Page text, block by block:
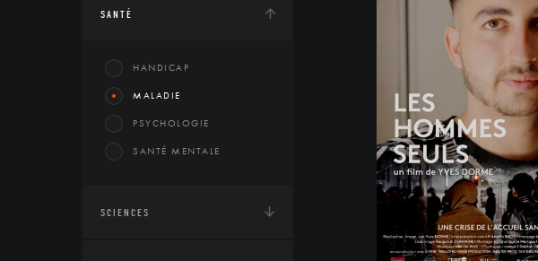
SANTÉ
HANDICAP
MALADIE
PSYCHOLOGIE
SANTÉ MENTALE
SCIENCES